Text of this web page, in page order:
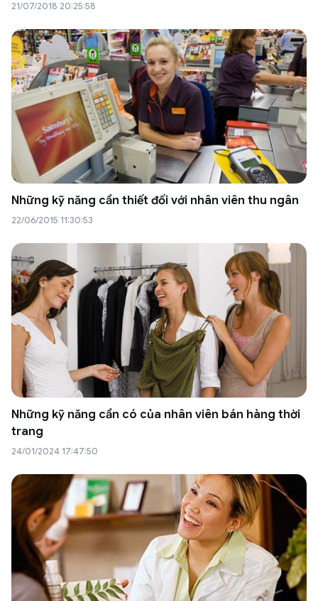
21/07/2018 20:25:58
Những kỹ năng cần thiết đối với nhân viên thu ngân
22/06/2015 11:30:53
Những kỹ năng cần có của nhân viên bán hàng thời
trang
24/01/2024 17:47:50